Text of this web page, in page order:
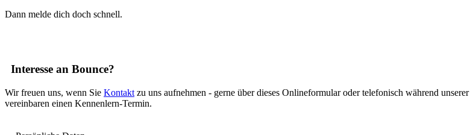
Dann melde dich doch schnell.
Interesse an Bounce?
Wir freuen uns, wenn Sie Kontakt zu uns aufnehmen - gerne über dieses Onlineformular oder telefonisch während unserer
vereinbaren einen Kennenlern-Termin.